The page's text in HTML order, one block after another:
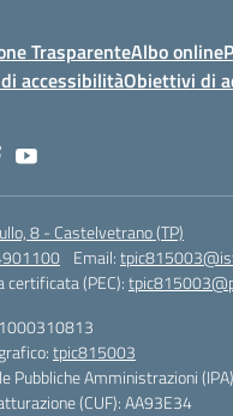
TrasparenteAlbo online
accessibilitàObiettivi di
8 - Castelvetrano (TP)
Email:
(PEC):
tpic815003
Pubbliche Amministrazioni
(CUF): AA93E34